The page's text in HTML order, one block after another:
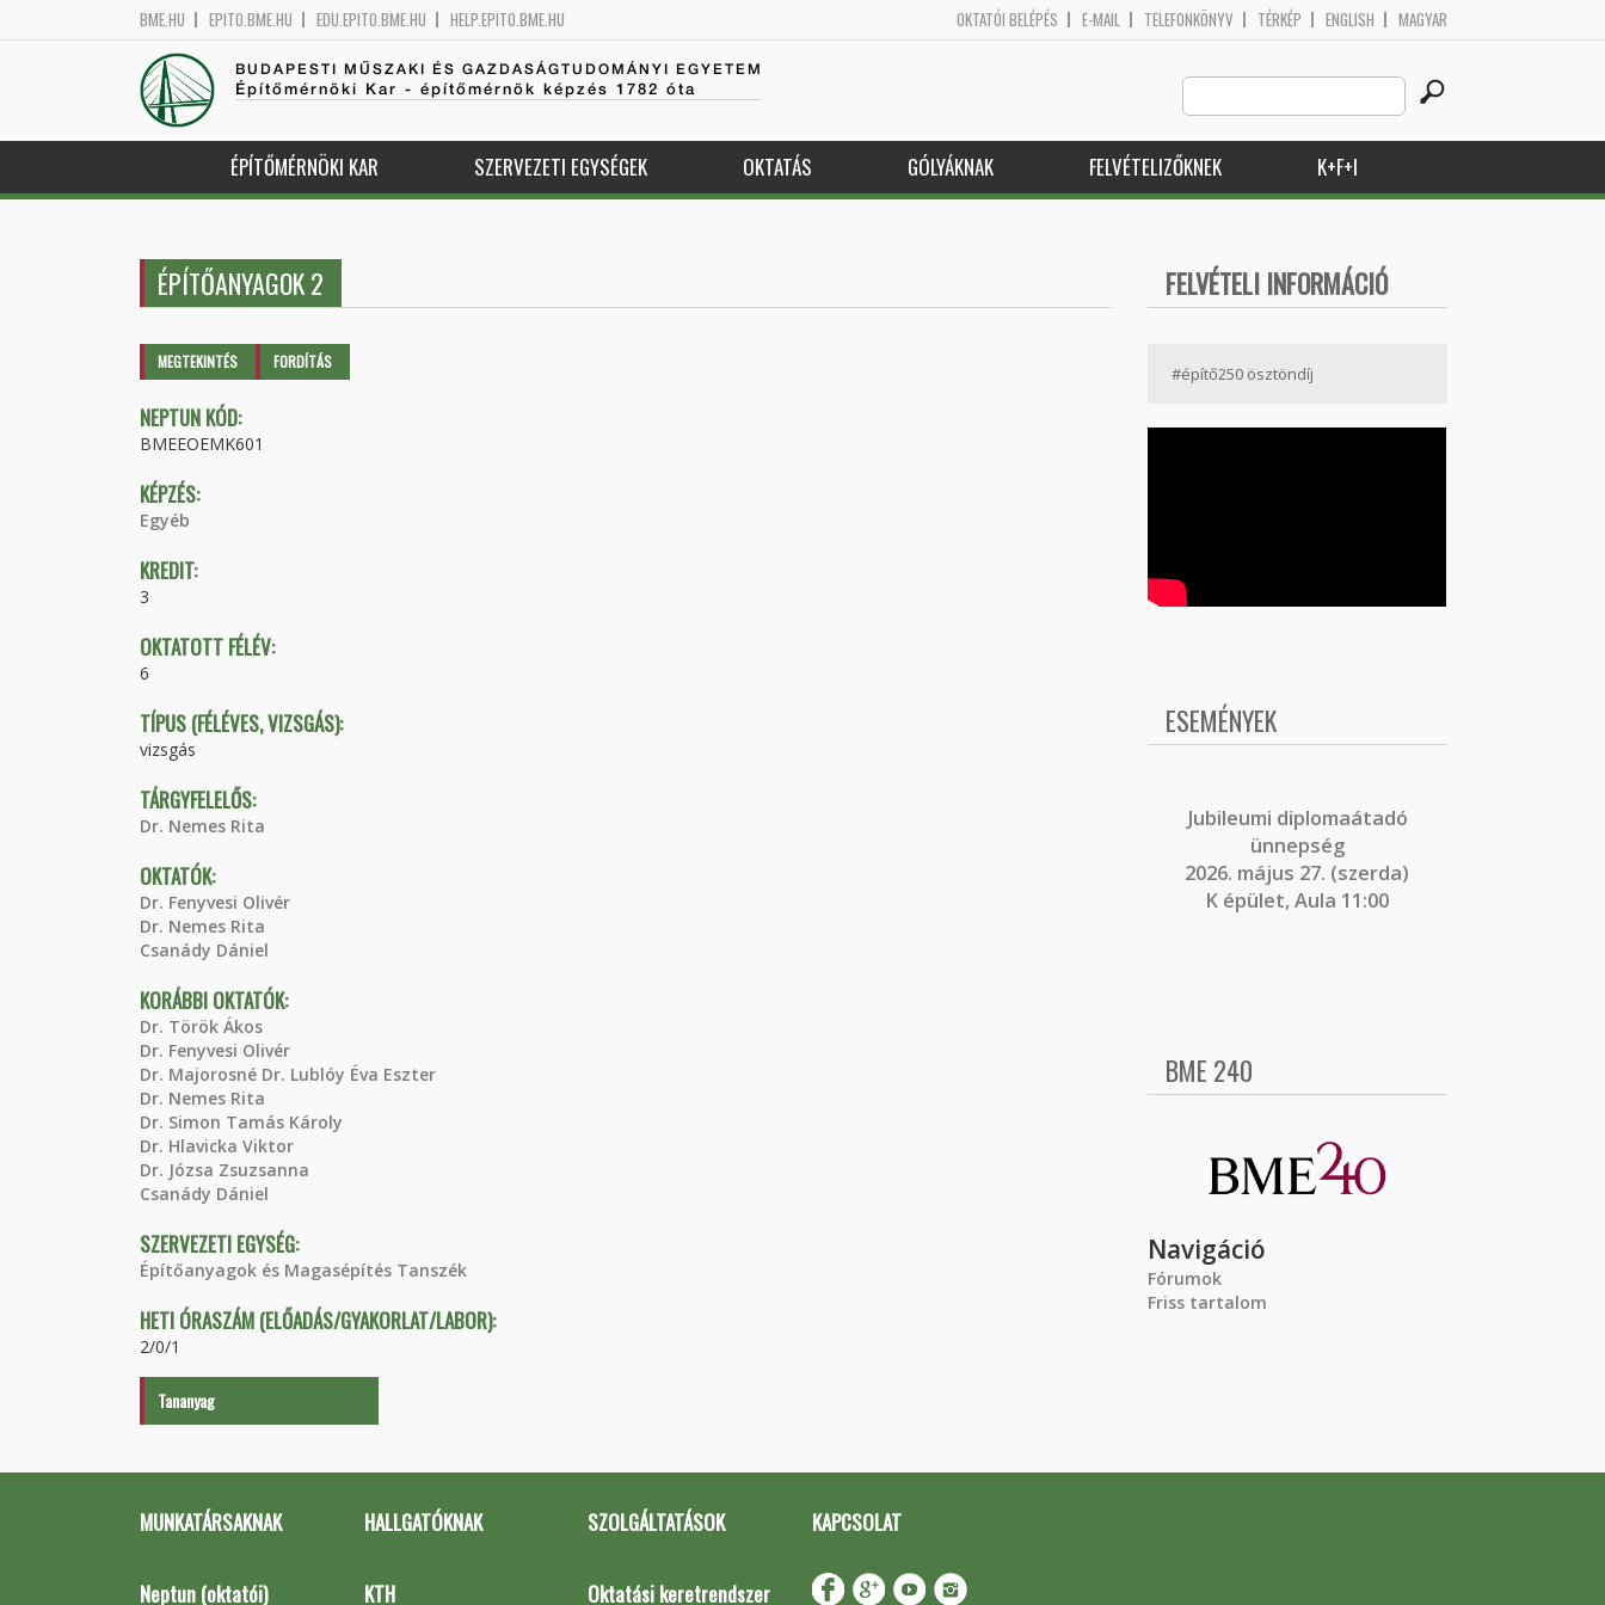
BME.HU EPITO.BME.HU EDU.EPITO.BME.HU HELP.EPITO.BME.HU OKTATÓI BELÉPÉS E-MAIL TELEFONKÖNYV TÉRKÉP ENGLISH MAGYAR
BUDAPESTI MŰSZAKI ÉS GAZDASÁGTUDOMÁNYI EGYETEM
Építőmérnöki Kar - építőmérnök képzés 1782 óta
Search
this
site
ÉPÍTŐMÉRNÖKI KAR SZERVEZETI EGYSÉGEK OKTATÁS GÓLYÁKNAK FELVÉTELIZŐKNEK K+F+I
ÉPÍTŐANYAGOK 2
Elsődleges fülek
MEGTEKINTÉS (AKTÍVFORDÍTÁS
NEPTUN KÓD:
BMEEOEMK601
KÉPZÉS:
Egyéb
KREDIT:
3
OKTATOTT FÉLÉV:
6
TÍPUS (FÉLÉVES, VIZSGÁS):
vizsgás
TÁRGYFELELŐS:
Dr. Nemes Rita
OKTATÓK:
Dr. Fenyvesi Olivér
Dr. Nemes Rita
Csanády Dániel
KORÁBBI OKTATÓK:
Dr. Török Ákos
Dr. Fenyvesi Olivér
Dr. Majorosné Dr. Lublóy Éva Eszter
Dr. Nemes Rita
Dr. Simon Tamás Károly
Dr. Hlavicka Viktor
Dr. Józsa Zsuzsanna
Csanády Dániel
SZERVEZETI EGYSÉG:
Építőanyagok és Magasépítés Tanszék
HETI ÓRASZÁM (ELŐADÁS/GYAKORLAT/LABOR):
2/0/1
Tananyag
FELVÉTELI INFORMÁCIÓ
#építő250 ösztöndíj
ESEMÉNYEK
Jubileumi diplomaátadó
ünnepség
2026. május 27. (szerda)
K épület, Aula 11:00
BME 240
Navigáció
Fórumok
Friss tartalom
MUNKATÁRSAKNAK
Neptun (oktatói)
HALLGATÓKNAK
KTH
SZOLGÁLTATÁSOK
Oktatási keretrendszer
KAPCSOLAT